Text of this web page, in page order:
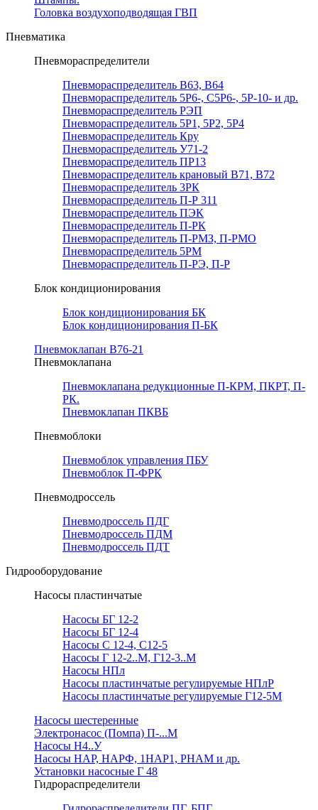
Головка воздухоподводящая ГВП
Пневматика
Пневмораспределители
Пневмораспределитель В63, В64
Пневмораспределитель 5Р6-, С5Р6-, 5Р-10- и др.
Пневмораспределитель РЭП
Пневмораспределитель 5Р1, 5Р2, 5Р4
Пневмораспределитель Кру
Пневмораспределитель У71-2
Пневмораспределитель ПР13
Пневмораспределитель крановый В71, В72
Пневмораспределитель 3РК
Пневмораспределитель П-Р 311
Пневмораспределитель ПЭК
Пневмораспределитель П-РК
Пневмораспределитель П-РМЗ, П-РМО
Пневмораспределитель 5РМ
Пневмораспределитель П-РЭ, П-Р
Блок кондиционирования
Блок кондиционирования БК
Блок кондиционирования П-БК
Пневмоклапан В76-21
Пневмоклапана
Пневмоклапана редукционные П-КРМ, ПКРТ, П-
РК.
Пневмоклапан ПКВБ
Пневмоблоки
Пневмоблок управления ПБУ
Пневмоблок П-ФРК
Пневмодроссель
Пневмодроссель ПДГ
Пневмодроссель ПДМ
Пневмодроссель ПДТ
Гидрооборудование
Насосы пластинчатые
Насосы БГ 12-2
Насосы БГ 12-4
Насосы С 12-4, С12-5
Насосы Г 12-2..М, Г12-3..М
Насосы НПл
Насосы пластинчатые регулируемые НПлР
Насосы пластинчатые регулируемые Г12-5М
Насосы шестеренные
Электронасос (Помпа) П-...М
Насосы Н4..У
Насосы НАР, НАРФ, 1НАР1, РНАМ и др.
Установки насосные Г 48
Гидрораспределители